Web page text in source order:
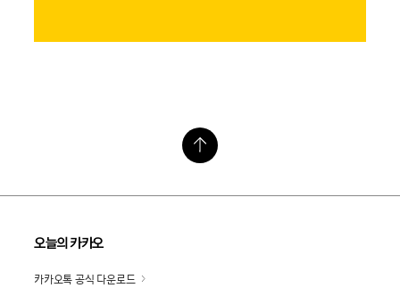
오늘의 카카오
카카오톡 공식 다운로드